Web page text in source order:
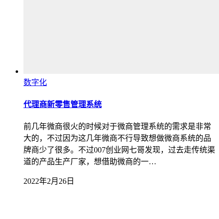
数字化
代理商新零售管理系统
前几年微商很火的时候对于微商管理系统的需求是非常
大的，不过因为这几年微商不行导致想做微商系统的品
牌商少了很多。不过007创业网七哥发现，过去走传统渠
道的产品生产厂家，想借助微商的一…
2022年2月26日